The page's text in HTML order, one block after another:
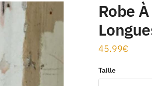
Robe
45.99€
Taille